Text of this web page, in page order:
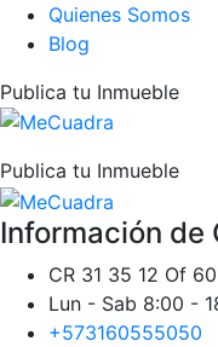
Quienes Somos
Blog
Publica tu Inmueble
Publica tu Inmueble
Información de
CR 31 35 12 Of
Lun - Sab 8:00 -
+573160555050